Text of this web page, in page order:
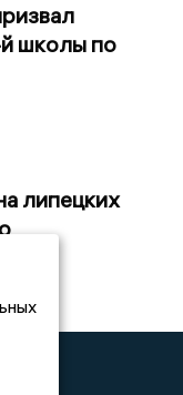
школы по
липецких
| СИ